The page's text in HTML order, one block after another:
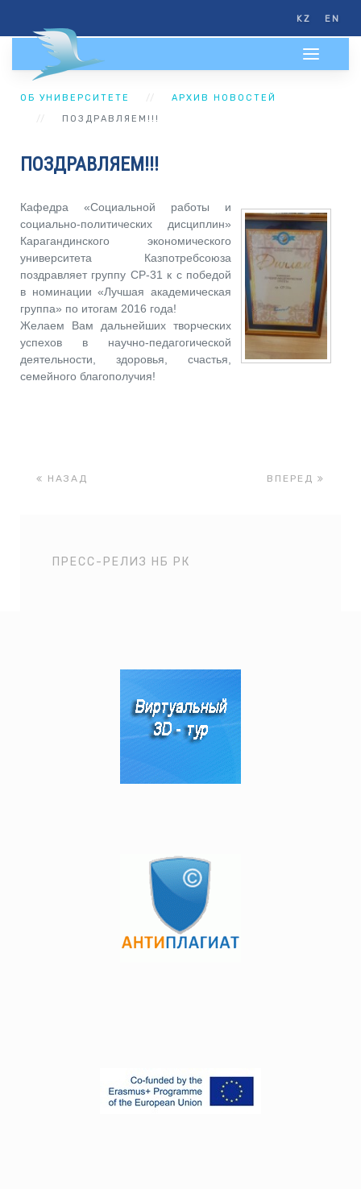
KZ EN
ОБ УНИВЕРСИТЕТЕ
АРХИВ НОВОСТЕЙ
ПОЗДРАВЛЯЕМ!!!
ПОЗДРАВЛЯЕМ!!!
Кафедра «Социальной работы и
социально-политических дисциплин»
Карагандинского экономического
университета Казпотребсоюза
поздравляет группу СР-31 к с победой
в номинации «Лучшая академическая
группа» по итогам 2016 года!
Желаем Вам дальнейших творческих
успехов в научно-педагогической
деятельности, здоровья, счастья,
семейного благополучия!
НАЗАД ВПЕРЕД
ПРЕСС-РЕЛИЗ НБ РК